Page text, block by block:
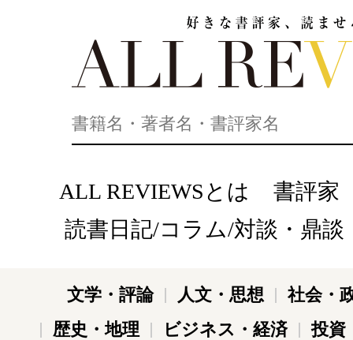
ALL REVIEWSとは
書評家
読書日記/コラム/対談・鼎談
文学・評論 人文・思想
社会・
歴史・地理
ビジネス・経済 投資